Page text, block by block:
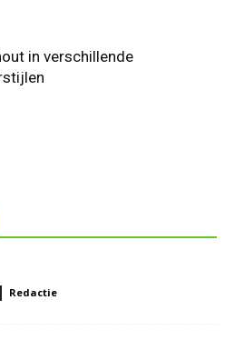
in verschillende
Redactie